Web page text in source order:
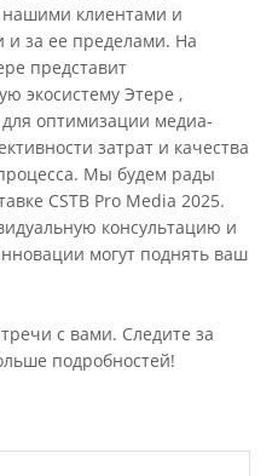
нашими клиентами и
и за ее пределами. На
представит
экосистему Этере ,
оптимизации медиа-
затрат и качества
Мы будем рады
CSTB Pro Media 2025.
консультацию и
могут поднять ваш
с вами. Следите за
подробностей!